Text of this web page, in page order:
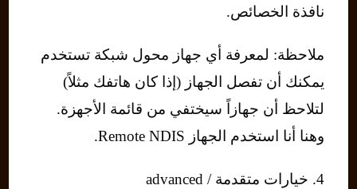
نافذة الخصائص.
ملاحظة: لمعرفة أي جهاز محول شبكة تستخدم
يمكنك أن تفصل الجهاز (إذا كان هاتفك مثلاً)
لتلاحظ أن جهازاً سيختفي من قائمة الأجهزة.
وهنا أنا استخدم الجهاز Remote NDIS.
4. خيارات متقدمة / advanced